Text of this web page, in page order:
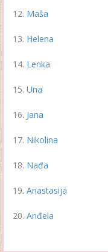
Maša
Helena
Lenka
Una
Jana
Nikolina
Nađa
Anastasija
Anđela